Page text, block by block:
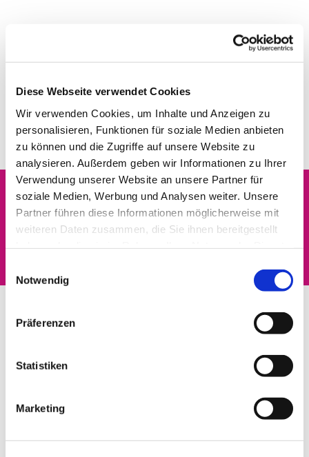
Diese Webseite verwendet Cookies
Wir verwenden Cookies, um Inhalte und Anzeigen zu
personalisieren, Funktionen für soziale Medien anbieten
zu können und die Zugriffe auf unsere Website zu
analysieren. Außerdem geben wir Informationen zu Ihrer
Verwendung unserer Website an unsere Partner für
soziale Medien, Werbung und Analysen weiter. Unsere
Partner führen diese Informationen möglicherweise mit
weiteren Daten zusammen, die Sie ihnen bereitgestellt
Notwendig
Präferenzen
Statistiken
Marketing
Dies könnte Sie auch
interessieren